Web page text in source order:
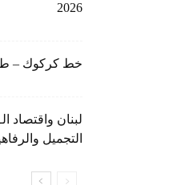
2026
خط كركوك –
التجميل